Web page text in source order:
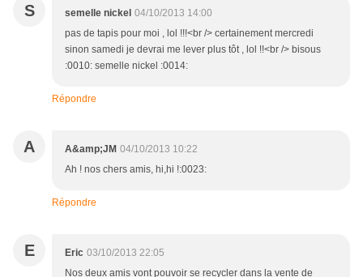
S semelle nickel 04/10/2013 14:00
pas de tapis pour moi , lol !!!<br /> certainement mercredi
sinon samedi je devrai me lever plus tôt , lol !!<br /> bisous
:0010: semelle nickel :0014:
Répondre
A A&amp;JM 04/10/2013 10:22
Ah ! nos chers amis, hi,hi !:0023:
Répondre
E Eric 03/10/2013 22:05
Nos deux amis vont pouvoir se recycler dans la vente de